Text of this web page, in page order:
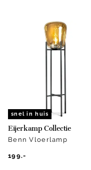
snel in huis
Eijerkamp Collectie
Benn Vloerlamp
199.-